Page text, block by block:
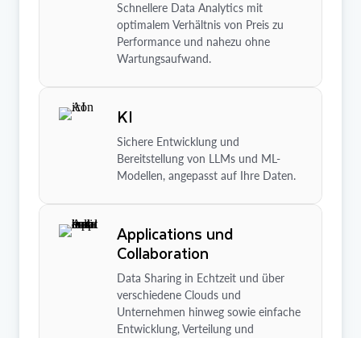
Schnellere Data Analytics mit
optimalem Verhältnis von Preis zu
Performance und nahezu ohne
Wartungsaufwand.
KI
Sichere Entwicklung und
Bereitstellung von LLMs und ML-
Modellen, angepasst auf Ihre Daten.
Applications und
Collaboration
Data Sharing in Echtzeit und über
verschiedene Clouds und
Unternehmen hinweg sowie einfache
Entwicklung, Verteilung und